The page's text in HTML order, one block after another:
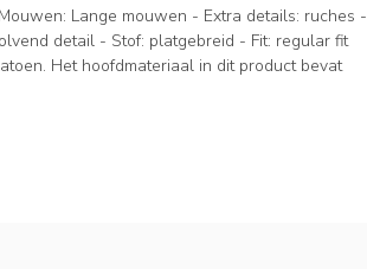
Lange mouwen - Extra details: ruches -
detail - Stof: platgebreid - Fit: regular fit
Het hoofdmateriaal in dit product bevat